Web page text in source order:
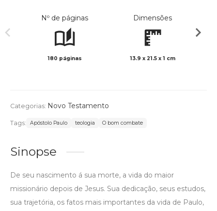
Nº de páginas
180 páginas
Dimensões
13.9 x 21.5 x 1 cm
Categorias: Novo Testamento
Tags: Apóstolo Paulo teologia O bom combate
Sinopse
De seu nascimento á sua morte, a vida do maior
missionário depois de Jesus. Sua dedicação, seus estudos,
sua trajetória, os fatos mais importantes da vida de Paulo,